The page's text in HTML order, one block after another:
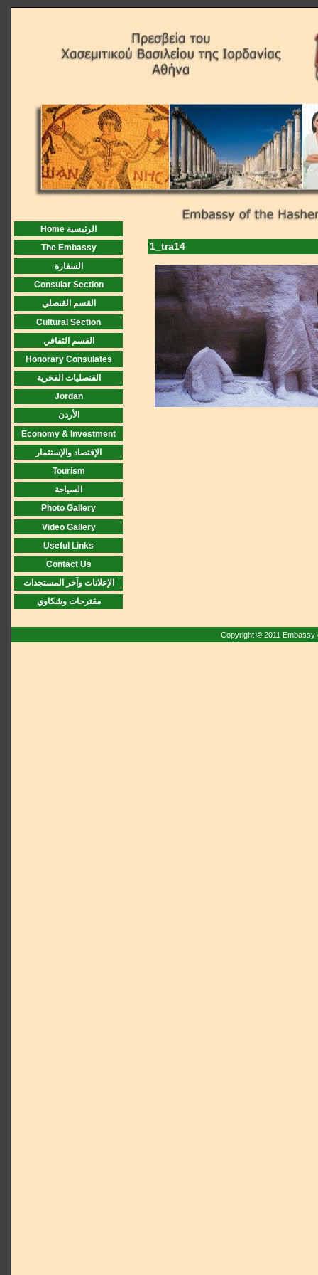
Home الرئيسية
The Embassy
السفارة
Consular Section
القسم القنصلي
Cultural Section
القسم الثقافي
Honorary Consulates
القنصليات الفخرية
Jordan
الأردن
Economy & Investment
الإقتصاد والإستثمار
Tourism
السياحة
Photo Gallery
Video Gallery
Useful Links
Contact Us
الإعلانات وآخر المستجدات
مقترحات وشكاوي
1_tra14
Copyright © 2011 Embassy